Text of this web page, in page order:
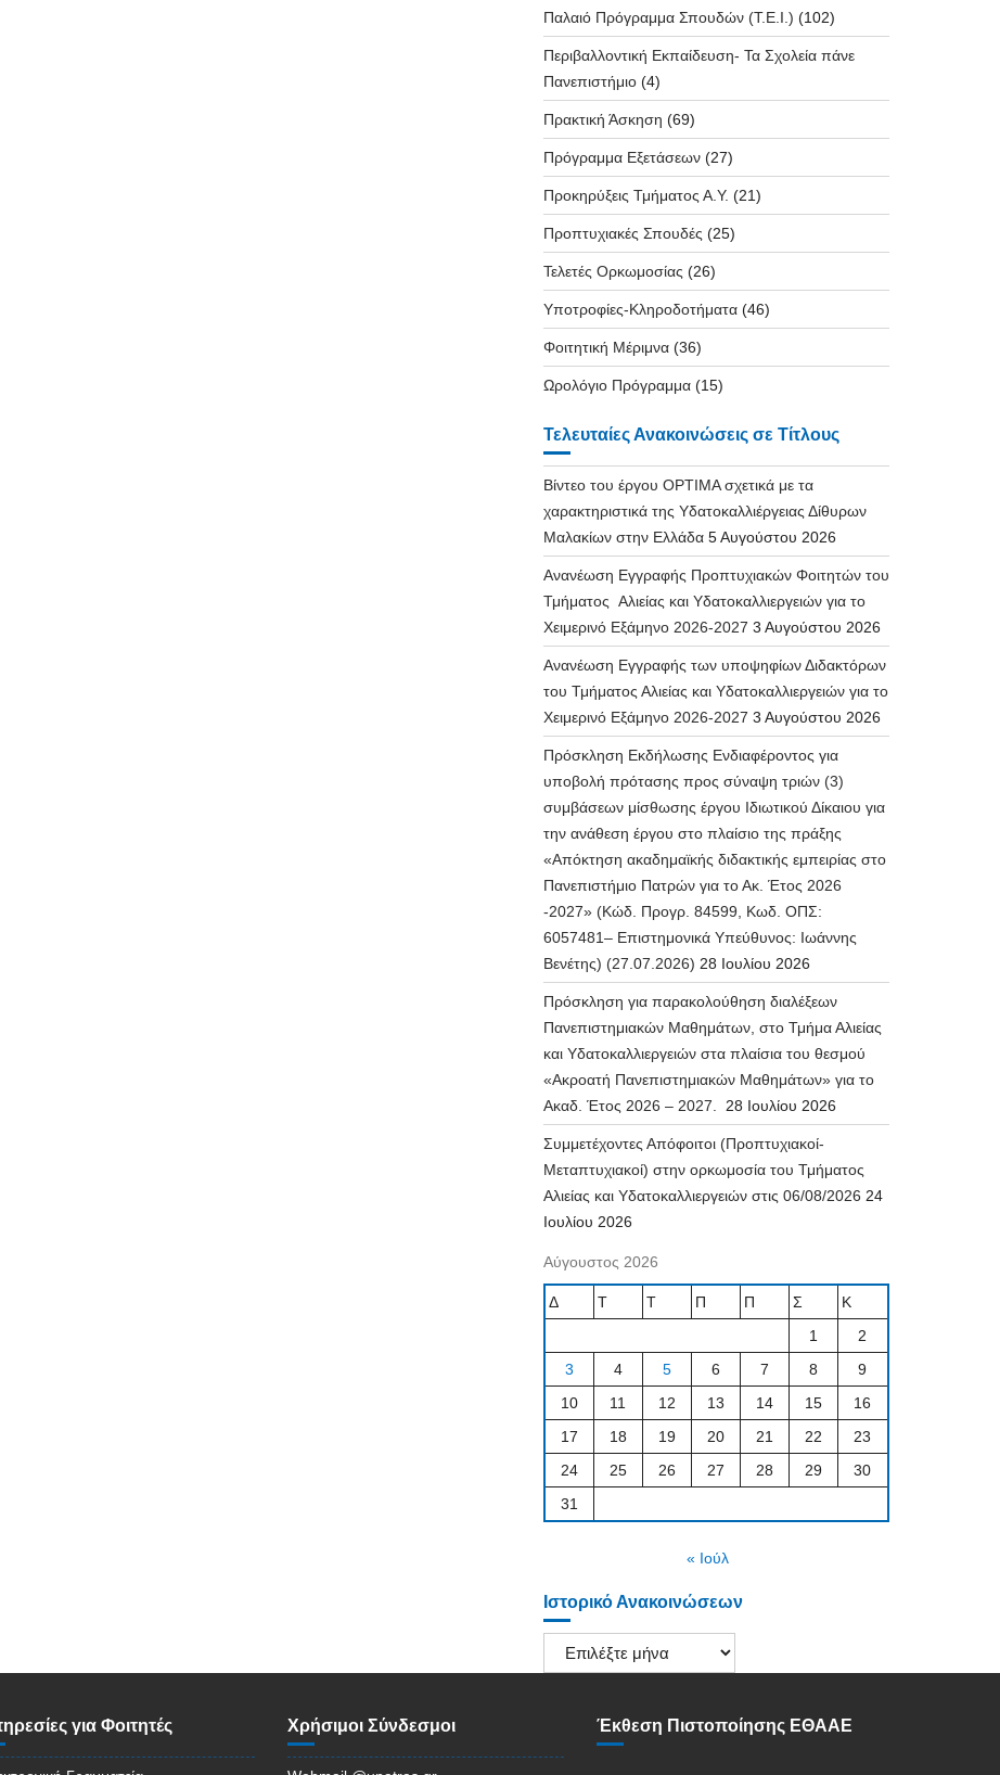
Παλαιό Πρόγραμμα Σπουδών (T.E.I.) (102)
Περιβαλλοντική Εκπαίδευση- Τα Σχολεία πάνε
Πανεπιστήμιο(4)
Πρακτική Άσκηση (69)
Πρόγραμμα Εξετάσεων(27)
Προκηρύξεις Τμήματος Α.Υ. (21)
Προπτυχιακές Σπουδές (25)
Τελετές Ορκωμοσίας (26)
Υποτροφίες-Κληροδοτήματα(46)
Φοιτητική Μέριμνα(36)
Ωρολόγιο Πρόγραμμα(15)
Τελευταίες Ανακοινώσεις σε Τίτλους
Βίντεο του έργου OPTIMA σχετικά με τα
χαρακτηριστικά της Υδατοκαλλιέργειας Δίθυρων
Μαλακίων στην Ελλάδα 5 Αυγούστου 2026
Ανανέωση Εγγραφής Προπτυχιακών Φοιτητών του
Τμήματος Αλιείας και Υδατοκαλλιεργειών για το
Χειμερινό Εξάμηνο 2026-2027 3 Αυγούστου 2026
Ανανέωση Εγγραφής των υποψηφίων Διδακτόρων
του Τμήματος Αλιείας και Υδατοκαλλιεργειών για το
Χειμερινό Εξάμηνο 2026-2027 3 Αυγούστου 2026
Πρόσκληση Εκδήλωσης Ενδιαφέροντος για
υποβολή πρότασης προς σύναψη τριών (3)
συμβάσεων μίσθωσης έργου Ιδιωτικού Δίκαιου για
την ανάθεση έργου στο πλαίσιο της πράξης
«Απόκτηση ακαδημαϊκής διδακτικής εμπειρίας στο
Πανεπιστήμιο Πατρών για το Ακ. Έτος 2026
-2027» (Κώδ. Προγρ. 84599, Κωδ. ΟΠΣ:
6057481– Επιστημονικά Υπεύθυνος: Ιωάννης
Βενέτης) (27.07.2026) 28 Ιουλίου 2026
Πρόσκληση για παρακολούθηση διαλέξεων
Πανεπιστημιακών Μαθημάτων, στο Τμήμα Αλιείας
και Υδατοκαλλιεργειών στα πλαίσια του θεσμού
«Ακροατή Πανεπιστημιακών Μαθημάτων» για το
Ακαδ. Έτος 2026 – 2027. 28 Ιουλίου 2026
Συμμετέχοντες Απόφοιτοι (Προπτυχιακοί-
Μεταπτυχιακοί) στην ορκωμοσία του Τμήματος
Αλιείας και Υδατοκαλλιεργειών στις 06/08/2026 24
Ιουλίου 2026
Αύγουστος 2026
Δ Τ Τ Π Π Σ
Κ
1
2
3
4 5 6 7 8
9
10
11 12 13 14 15
16
17
18 19 20 21 22
23
24
25 26 27 28 29
30
31
« Ιούλ
Ιστορικό Ανακοινώσεων
Ιστορικό
Ανακοινώσεων
για Φοιτητές Χρήσιμοι Σύνδεσμοι Έκθεση Πιστοποίησης ΕΘΑΑΕ